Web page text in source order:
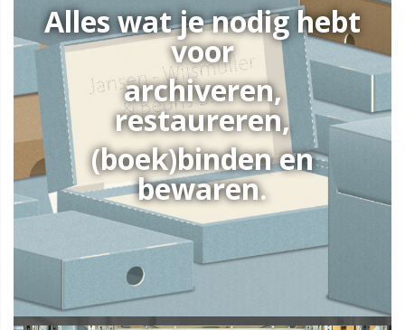
Alles wat je nodig hebt
voor
archiveren,
restaureren,
(boek)binden en
bewaren.